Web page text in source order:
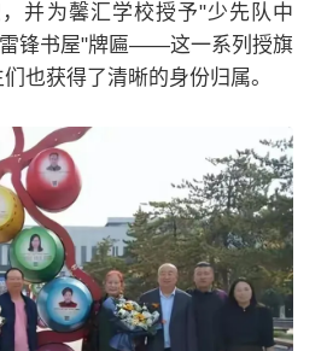
并为馨汇学校授予"少先队中
雷锋书屋"牌匾——这一系列授旗
也获得了清晰的身份归属。